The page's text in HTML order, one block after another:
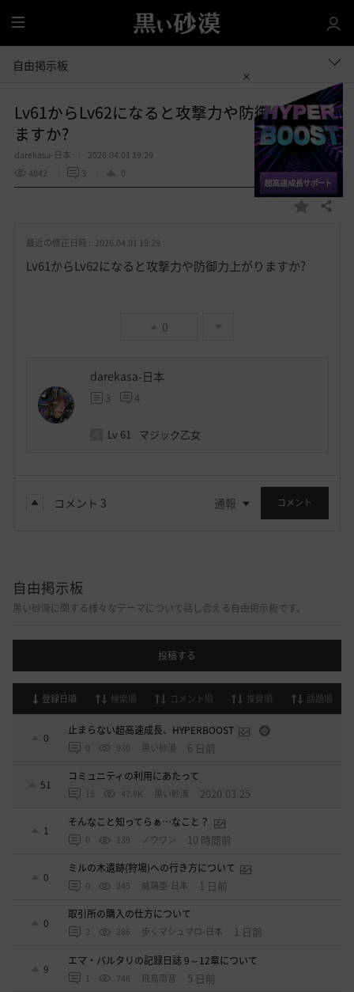
全
体
自由掲示板
Lv61からLv62になると攻撃力や防御力上がり
ますか?
darekasa-日本
2026.04.01 19:29
4842
3 0
お
入
共有する
最近の修正日時 : 2026.04.01 19:29
Lv61からLv62になると攻撃力や防御力上がりますか?
0
darekasa-日本
3 4
Lv 61 マジック乙女
コメント 3 通報 コメント
自由掲示板
黒い砂漠に関する様々なテーマについて話し合える自由掲示板です。
投稿する
登録日順 検索順 コメント順 推奨順 話題順
0
止まらない超高速成長、HYPERBOOST
0 930 黒い砂漠 6 日前
51
コミュニティの利用にあたって
18 47.8K 黒い砂漠 2020.03.25
1
そんなこと知ってらぁ…なこと？
0 139 ノウワン 10 時間前
0
ミルの木遺跡(狩場)への行き方について
0 245 威璃亜-日本 1 日前
0
取引所の購入の仕方について
2 286 歩くマシュマロ-日本 1 日前
9
エマ・バルタリの記録日誌 9～12章について
1 746 飛鳥雨音 5 日前